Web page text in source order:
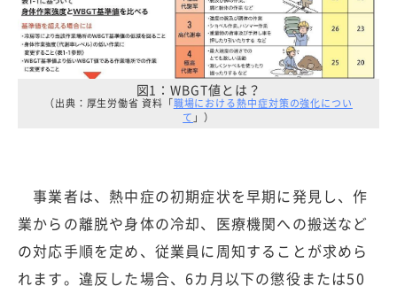
図1：WBGT値とは？
（出典：厚生労働省 資料「職場における熱中症対策の強化につい
て」）
事業者は、熱中症の初期症状を早期に発見し、作
業からの離脱や身体の冷却、医療機関への搬送など
の対応手順を定め、従業員に周知することが求めら
れます。違反した場合、6カ月以下の懲役または50